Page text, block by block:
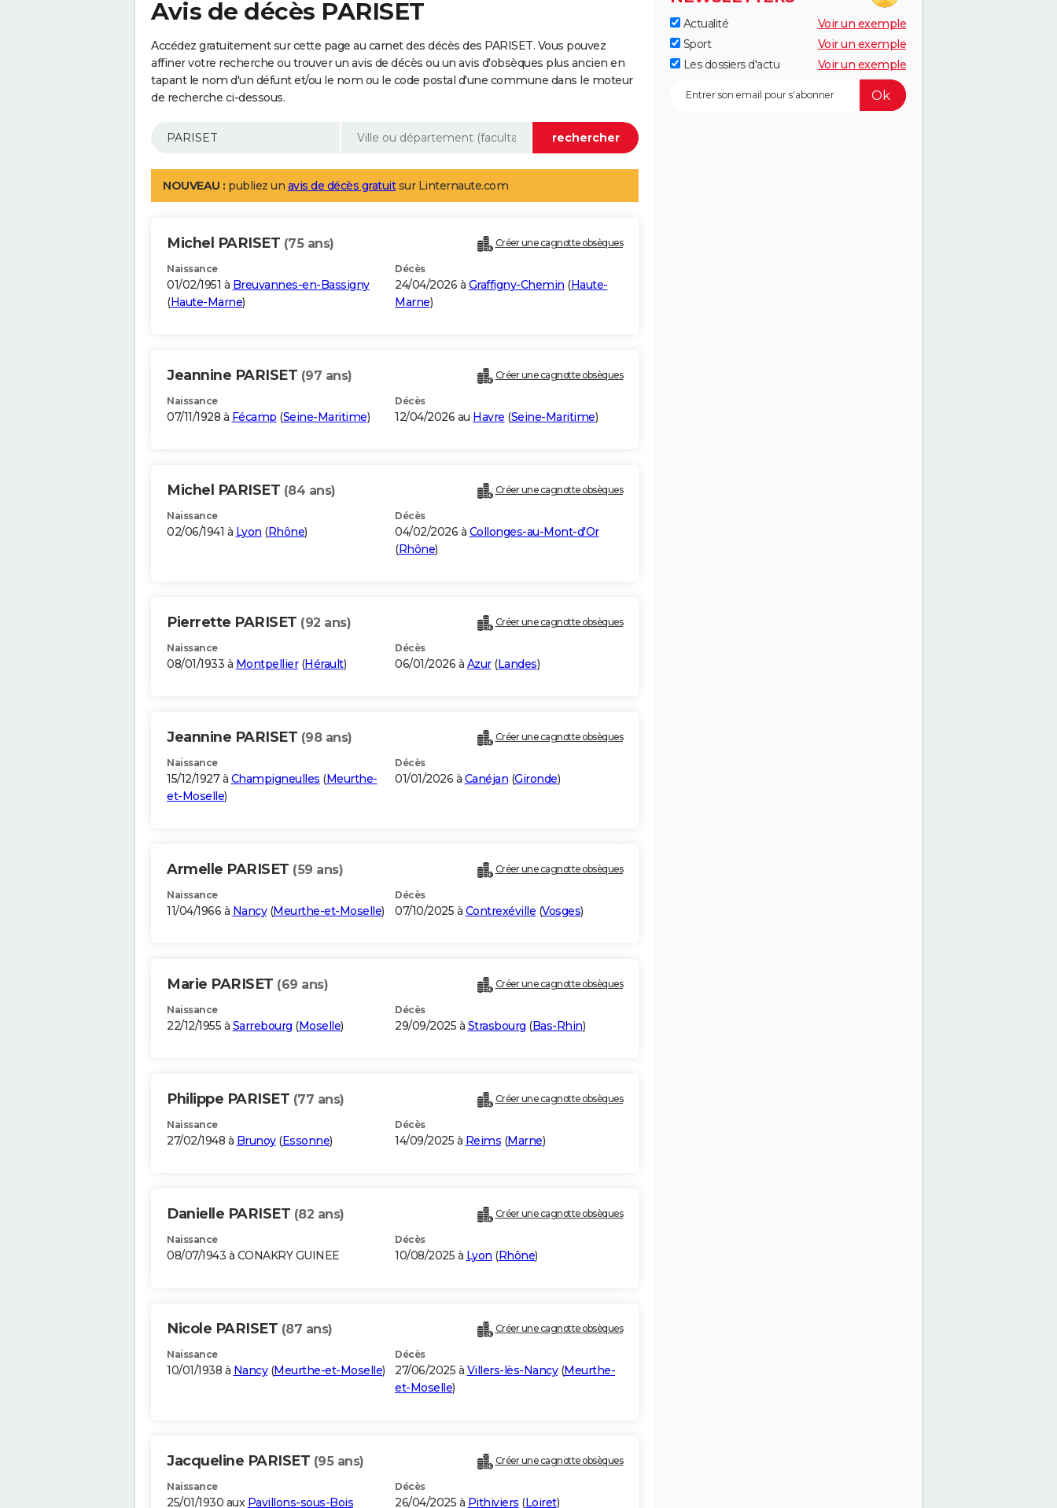
Avis de décès PARISET
Accédez gratuitement sur cette page au carnet des décès des PARISET. Vous pouvez
affiner votre recherche ou trouver un avis de décès ou un avis d'obsèques plus ancien en
tapant le nom d'un défunt et/ou le nom ou le code postal d'une commune dans le moteur
de recherche ci-dessous.
NOUVEAU : publiez un avis de décès gratuitsur Linternaute.com
Michel PARISET (75 ans) Créer une cagnotte obsèques
Naissance
01/02/1951 à Breuvannes-en-Bassigny
(Haute-Marne)
Décès
24/04/2026 à Graffigny-Chemin (Haute-
Marne)
Jeannine PARISET (97 ans) Créer une cagnotte obsèques
Naissance
07/11/1928 à Fécamp (Seine-Maritime)
Décès
12/04/2026 au Havre (Seine-Maritime)
Michel PARISET (84 ans) Créer une cagnotte obsèques
Naissance
02/06/1941 à Lyon (Rhône)
Décès
04/02/2026 à Collonges-au-Mont-d'Or
(Rhône)
Pierrette PARISET (92 ans) Créer une cagnotte obsèques
Naissance
08/01/1933 à Montpellier(Hérault)
Décès
06/01/2026 à Azur(Landes)
Jeannine PARISET (98 ans) Créer une cagnotte obsèques
Naissance
15/12/1927 à Champigneulles (Meurthe-
et-Moselle)
Décès
01/01/2026 à Canéjan (Gironde)
Armelle PARISET (59 ans) Créer une cagnotte obsèques
Naissance
11/04/1966 à Nancy(Meurthe-et-Moselle)
Décès
07/10/2025 à Contrexéville (Vosges)
Marie PARISET (69 ans) Créer une cagnotte obsèques
Naissance
22/12/1955 à Sarrebourg (Moselle)
Décès
29/09/2025 à Strasbourg (Bas-Rhin)
Philippe PARISET (77 ans) Créer une cagnotte obsèques
Naissance
27/02/1948 à Brunoy(Essonne)
Décès
14/09/2025 à Reims (Marne)
Danielle PARISET (82 ans) Créer une cagnotte obsèques
Naissance
08/07/1943 à CONAKRY GUINEE
Décès
10/08/2025 à Lyon (Rhône)
Nicole PARISET (87 ans) Créer une cagnotte obsèques
Naissance
10/01/1938 à Nancy(Meurthe-et-Moselle)
Décès
27/06/2025 à Villers-lès-Nancy(Meurthe-
et-Moselle)
Jacqueline PARISET (95 ans) Créer une cagnotte obsèques
Naissance
25/01/1930 aux Pavillons-sous-Bois
Décès
26/04/2025 à Pithiviers (Loiret)
Actualité
Voir un exemple
Sport
Voir un exemple
Les dossiers d'actu
Voir un exemple